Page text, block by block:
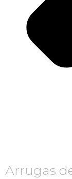
Arrugas